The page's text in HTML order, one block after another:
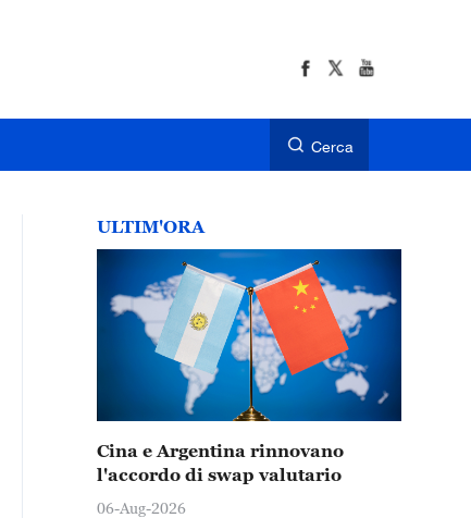
Cerca
ULTIM'ORA
Cina e Argentina rinnovano
l'accordo di swap valutario
06-Aug-2026